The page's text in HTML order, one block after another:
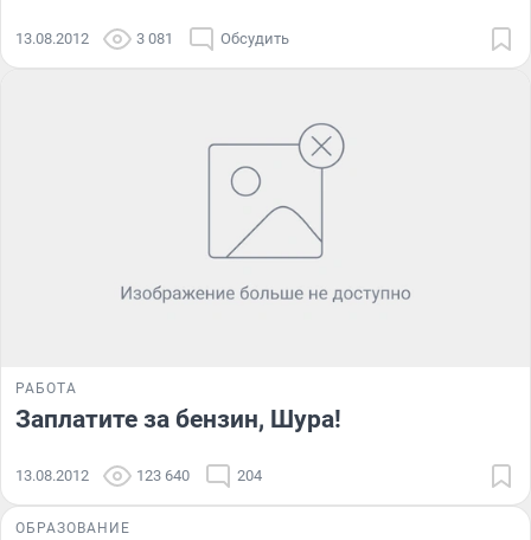
13.08.2012 3 081 Обсудить
РАБОТА
Заплатите за бензин, Шура!
13.08.2012 123 640 204
ОБРАЗОВАНИЕ